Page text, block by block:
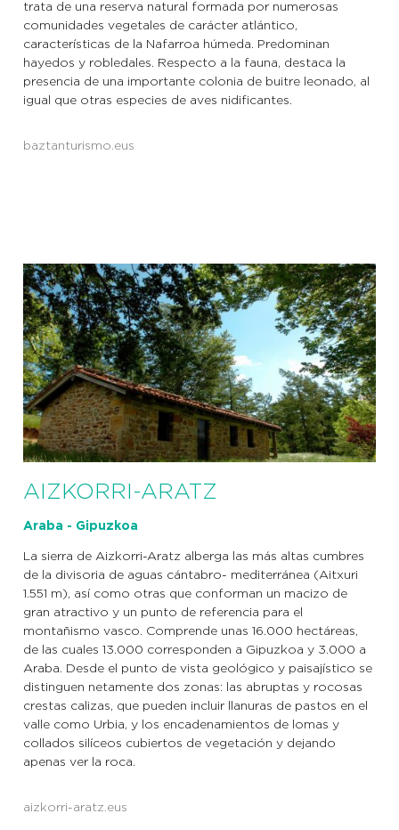
trata de una reserva natural formada por numerosas
comunidades vegetales de carácter atlántico,
características de la Nafarroa húmeda. Predominan
hayedos y robledales. Respecto a la fauna, destaca la
presencia de una importante colonia de buitre leonado, al
igual que otras especies de aves nidificantes.
baztanturismo.eus
AIZKORRI-ARATZ
Araba - Gipuzkoa
La sierra de Aizkorri-Aratz alberga las más altas cumbres
de la divisoria de aguas cántabro- mediterránea (Aitxuri
1.551 m), así como otras que conforman un macizo de
gran atractivo y un punto de referencia para el
montañismo vasco. Comprende unas 16.000 hectáreas,
de las cuales 13.000 corresponden a Gipuzkoa y 3.000 a
Araba. Desde el punto de vista geológico y paisajístico se
distinguen netamente dos zonas: las abruptas y rocosas
crestas calizas, que pueden incluir llanuras de pastos en el
valle como Urbia, y los encadenamientos de lomas y
collados silíceos cubiertos de vegetación y dejando
apenas ver la roca.
aizkorri-aratz.eus